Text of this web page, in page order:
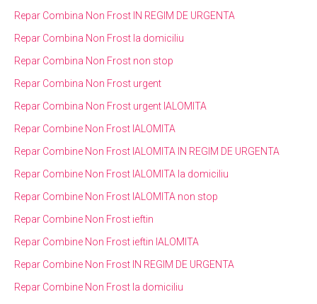
Repar Combina Non Frost IN REGIM DE URGENTA
Repar Combina Non Frost la domiciliu
Repar Combina Non Frost non stop
Repar Combina Non Frost urgent
Repar Combina Non Frost urgent IALOMITA
Repar Combine Non Frost IALOMITA
Repar Combine Non Frost IALOMITA IN REGIM DE URGENTA
Repar Combine Non Frost IALOMITA la domiciliu
Repar Combine Non Frost IALOMITA non stop
Repar Combine Non Frost ieftin
Repar Combine Non Frost ieftin IALOMITA
Repar Combine Non Frost IN REGIM DE URGENTA
Repar Combine Non Frost la domiciliu